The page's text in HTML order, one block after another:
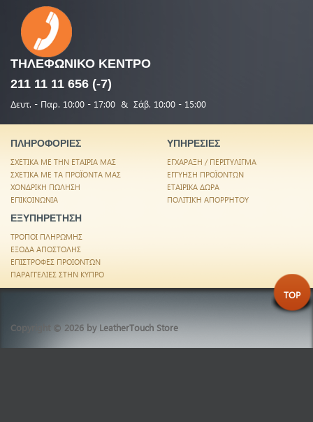
ΤΗΛΕΦΩΝΙΚΟ ΚΕΝΤΡΟ
211 11 11 656 (-7)
Δευτ. - Παρ. 10:00 - 17:00 & Σάβ. 10:00 - 15:00
ΠΛΗΡΟΦΟΡΙΕΣ
ΣΧΕΤΙΚΑ ΜΕ ΤΗΝ ΕΤΑΙΡΙΑ ΜΑΣ
ΣΧΕΤΙΚΑ ΜΕ ΤΑ ΠΡΟΪΟΝΤΑ ΜΑΣ
ΧΟΝΔΡΙΚΗ ΠΩΛΗΣΗ
ΕΠΙΚΟΙΝΩΝΙΑ
ΥΠΗΡΕΣΙΕΣ
ΕΓΧΑΡΑΞΗ / ΠΕΡΙΤΥΛΙΓΜΑ
ΕΓΓΥΗΣΗ ΠΡΟΪΟΝΤΩΝ
ΕΤΑΙΡΙΚΑ ΔΩΡΑ
ΠΟΛΙΤΙΚΉ ΑΠΟΡΡΉΤΟΥ
ΕΞΥΠΗΡΕΤΗΣΗ
ΤΡΟΠΟΙ ΠΛΗΡΩΜΗΣ
ΕΞΟΔΑ ΑΠΟΣΤΟΛΗΣ
ΕΠΙΣΤΡΟΦΕΣ ΠΡΟΙΟΝΤΩΝ
ΠΑΡΑΓΓΕΛΙΕΣ ΣΤΗΝ ΚΥΠΡΟ
Copyright © 2026 by LeatherTouch Store
TOP